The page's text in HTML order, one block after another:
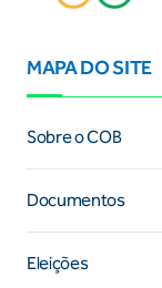
MAPA DO SITE
Sobre o COB
Documentos
Eleições